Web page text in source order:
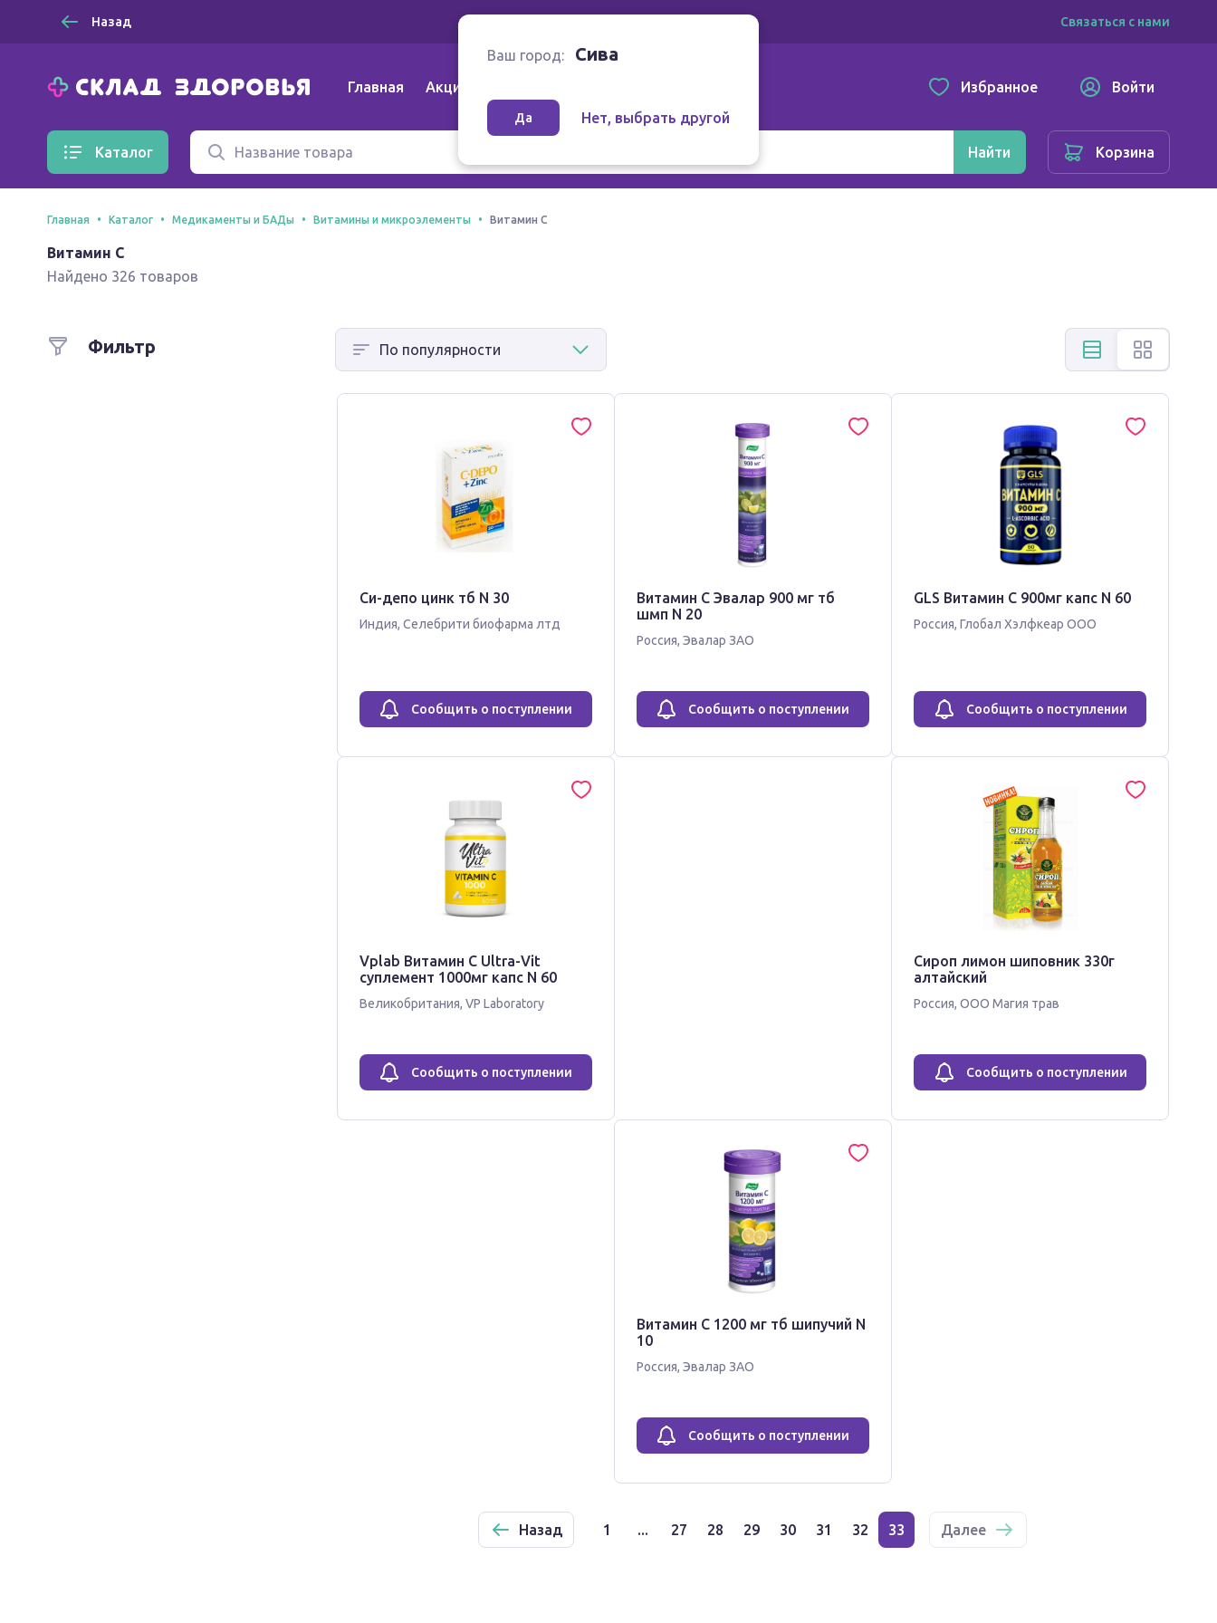
Назад Связаться с нами
Главная Акции Избранное Войти
Каталог Найти Корзина
Ваш город: Сива
Да Нет, выбрать другой
Главная Каталог Медикаменты и БАДы Витамины и микроэлементы Витамин С
Витамин С
Найдено 326 товаров
Фильтр
Си-депо цинк тб N 30
Индия, Селебрити биофарма лтд
Сообщить о поступлении
Витамин С Эвалар 900 мг тб
шмп N 20
Россия, Эвалар ЗАО
Сообщить о поступлении
GLS Витамин С 900мг капс N 60
Россия,Глобал Хэлфкеар ООО
Сообщить о поступлении
Vplab Витамин C Ultra-Vit
суплемент 1000мг капс N 60
Великобритания, VP Laboratory
Сообщить о поступлении
Сироп лимон шиповник 330г
алтайский
Россия,ООО Магия трав
Сообщить о поступлении
Витамин С 1200 мг тб шипучий N
10
Россия, Эвалар ЗАО
Сообщить о поступлении
Назад 1 ... 27 28 29 30 31 32 33 Далее